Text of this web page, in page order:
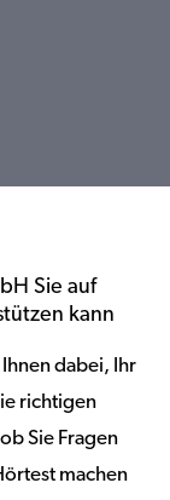
Sie auf
kann
dabei, Ihr
richtigen
Sie Fragen
machen